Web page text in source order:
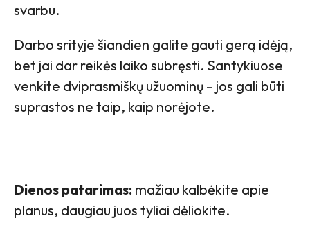
svarbu.
Darbo srityje šiandien galite gauti gerą idėją,
bet jai dar reikės laiko subręsti. Santykiuose
venkite dviprasmiškų užuominų – jos gali būti
suprastos ne taip, kaip norėjote.
Dienos patarimas: mažiau kalbėkite apie
planus, daugiau juos tyliai dėliokite.